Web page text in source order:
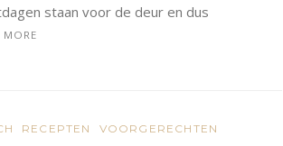
staan voor de deur en dus
MORE
RECEPTEN VOORGERECHTEN